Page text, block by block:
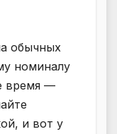
обычных
номиналу
время —
и вот у